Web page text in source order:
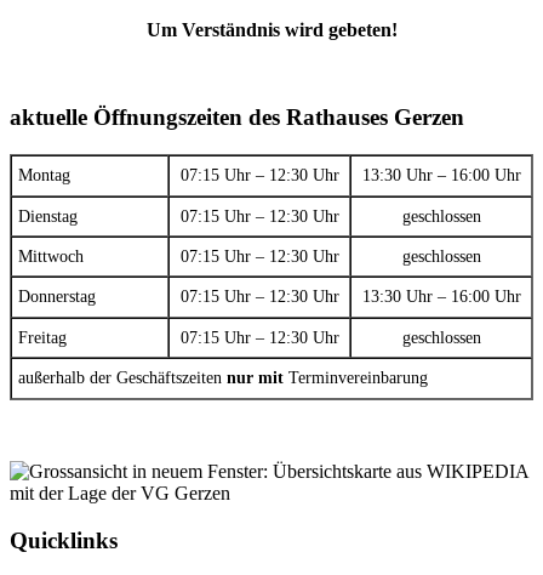
Um Verständnis wird gebeten!
aktuelle Öffnungszeiten des Rathauses Gerzen
Montag 07:15 Uhr – 12:30 Uhr 13:30 Uhr – 16:00 Uhr
Dienstag 07:15 Uhr – 12:30 Uhr geschlossen
Mittwoch 07:15 Uhr – 12:30 Uhr geschlossen
Donnerstag 07:15 Uhr – 12:30 Uhr 13:30 Uhr – 16:00 Uhr
Freitag 07:15 Uhr – 12:30 Uhr geschlossen
außerhalb der Geschäftszeiten nur mit Terminvereinbarung
Quicklinks